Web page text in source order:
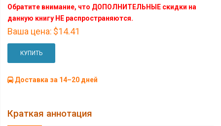
Обратите внимание, что ДОПОЛНИТЕЛЬНЫЕ скидки на
данную книгу НЕ распространяются.
Ваша цена: $14.41
КУПИТЬ
Доставка за 14–20 дней
Краткая аннотация